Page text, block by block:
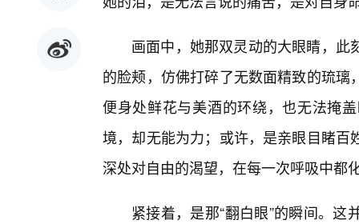
画面中，她那双灵动的大眼睛，
的脸颊，仿佛打碎了无数面精致的琉
便身处鲜花与美酒的环绕，也无法掩
境，却无能为力；或许，是亲眼目睹
深处对自由的渴望，在每一次呼吸中都
紧接着，是那“翻白眼”的瞬间。